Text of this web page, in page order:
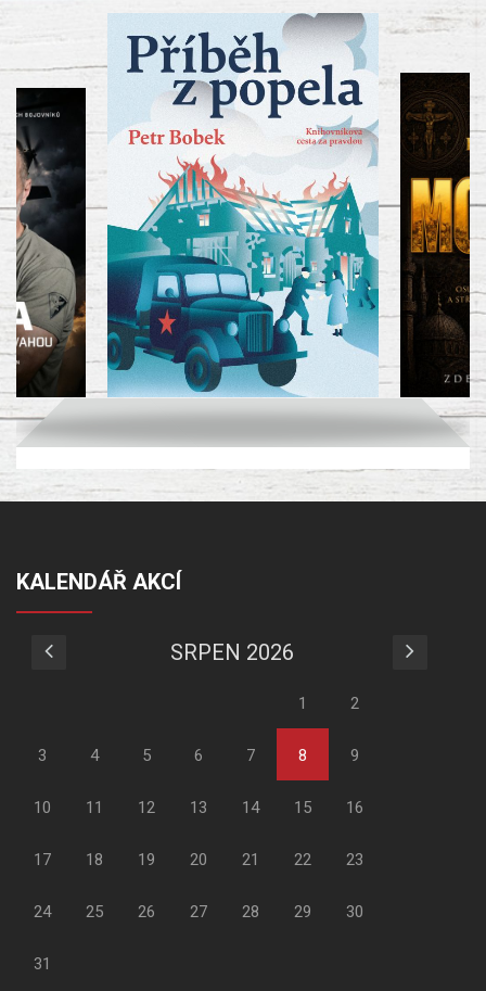
KALENDÁŘ AKCÍ
SRPEN 2026
1 2
3 4 5 6 7 8 9
10 11 12 13 14 15 16
17 18 19 20 21 22 23
24 25 26 27 28 29 30
31